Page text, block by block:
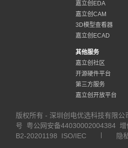
嘉立创EDA
嘉立创CAM
3D模型查看器
嘉立创ECAD
其他服务
嘉立创社区
开源硬件平台
第三方服务
嘉立创开放平台
版权所有 - 深圳创电优选科技有限公
号
粤公网安备44030002004384
B2-20201198
ISO/IEC 隐